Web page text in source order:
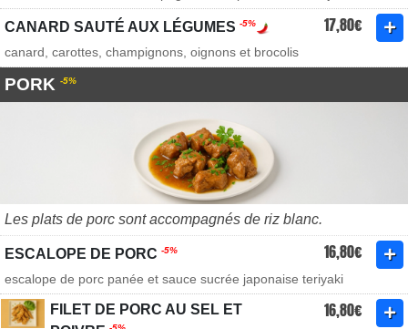
CANARD SAUTÉ AUX LÉGUMES -5% 17,80€
canard, carottes, champignons, oignons et brocolis
PORK -5%
Les plats de porc sont accompagnés de riz blanc.
ESCALOPE DE PORC -5% 16,80€
escalope de porc panée et sauce sucrée japonaise teriyaki
FILET DE PORC AU SEL ET
16,80€